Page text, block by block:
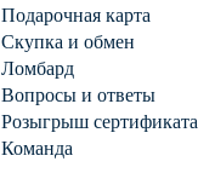
Подарочная карта
Скупка и обмен
Ломбард
Вопросы и ответы
Розыгрыш сертификата
Команда